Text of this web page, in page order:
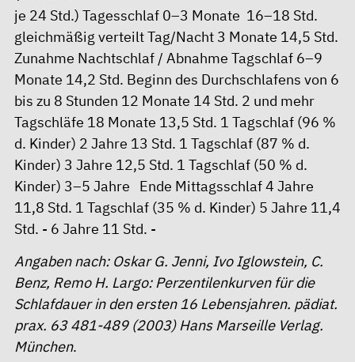
je 24 Std.) Tagesschlaf 0–3 Monate 16–18 Std.
gleichmäßig verteilt Tag/Nacht 3 Monate 14,5 Std.
Zunahme Nachtschlaf / Abnahme Tagschlaf 6–9
Monate 14,2 Std. Beginn des Durchschlafens von 6
bis zu 8 Stunden 12 Monate 14 Std. 2 und mehr
Tagschläfe 18 Monate 13,5 Std. 1 Tagschlaf (96 %
d. Kinder) 2 Jahre 13 Std. 1 Tagschlaf (87 % d.
Kinder) 3 Jahre 12,5 Std. 1 Tagschlaf (50 % d.
Kinder) 3–5 Jahre Ende Mittagsschlaf 4 Jahre
11,8 Std. 1 Tagschlaf (35 % d. Kinder) 5 Jahre 11,4
Std. - 6 Jahre 11 Std. -
Angaben nach: Oskar G. Jenni, Ivo Iglowstein, C.
Benz, Remo H. Largo: Perzentilenkurven für die
Schlafdauer in den ersten 16 Lebensjahren. pädiat.
prax. 63 481-489 (2003) Hans Marseille Verlag.
München.